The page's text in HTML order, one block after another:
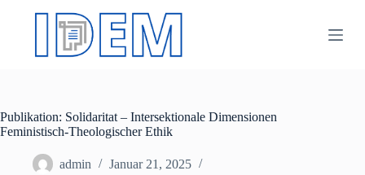
l
t
Publikation: Solidaritat – Intersektionale Dimensionen
Feministisch-Theologischer Ethik
admin
Januar 21, 2025